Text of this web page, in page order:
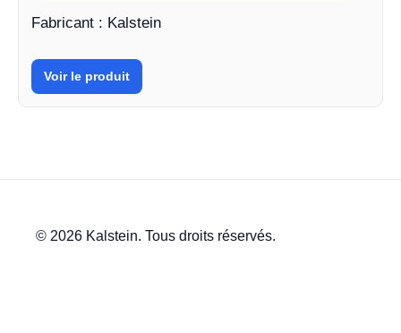
Fabricant : Kalstein
Voir le produit
© 2026 Kalstein. Tous droits réservés.